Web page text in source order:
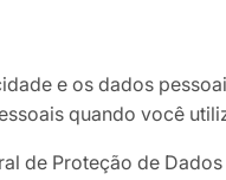
e os dados
quando você
de Proteção de